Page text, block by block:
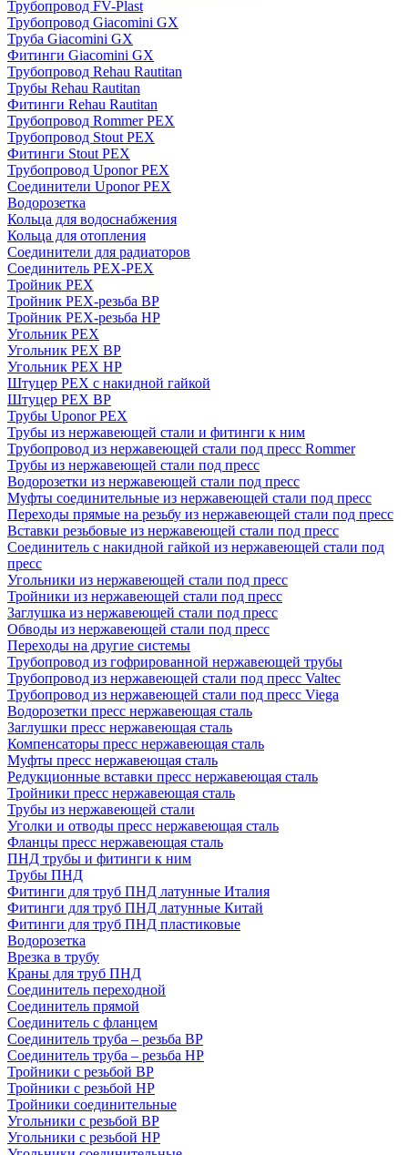
Трубопровод FV-Plast
Трубопровод Giacomini GX
Труба Giacomini GX
Фитинги Giacomini GX
Трубопровод Rehau Rautitan
Трубы Rehau Rautitan
Фитинги Rehau Rautitan
Трубопровод Rommer PEX
Трубопровод Stout PEX
Фитинги Stout PEX
Трубопровод Uponor PEX
Соединители Uponor PEX
Водорозетка
Кольца для водоснабжения
Кольца для отопления
Соединители для радиаторов
Соединитель PEX-PEX
Тройник PEX
Тройник PEX-резьба ВР
Тройник PEX-резьба НР
Угольник PEX
Угольник PEX ВР
Угольник PEX НР
Штуцер PEX c накидной гайкой
Штуцер PEX ВР
Трубы Uponor PEX
Трубы из нержавеющей стали и фитинги к ним
Трубопровод из нержавеющей стали под пресс Rommer
Трубы из нержавеющей стали под пресс
Водорозетки из нержавеющей стали под пресс
Муфты соединительные из нержавеющей стали под пресс
Переходы прямые на резьбу из нержавеющей стали под пресс
Вставки резьбовые из нержавеющей стали под пресс
Соединитель с накидной гайкой из нержавеющей стали под
пресс
Угольники из нержавеющей стали под пресс
Тройники из нержавеющей стали под пресс
Заглушка из нержавеющей стали под пресс
Обводы из нержавеющей стали под пресс
Переходы на другие системы
Трубопровод из гофрированной нержавеющей трубы
Трубопровод из нержавеющей стали под пресс Valtec
Трубопровод из нержавеющей стали под пресс Viega
Водорозетки пресс нержавеющая сталь
Заглушки пресс нержавеющая сталь
Компенсаторы пресс нержавеющая сталь
Муфты пресс нержавеющая сталь
Редукционные вставки пресс нержавеющая сталь
Тройники пресс нержавеющая сталь
Трубы из нержавеющей стали
Уголки и отводы пресс нержавеющая сталь
Фланцы пресс нержавеющая сталь
ПНД трубы и фитинги к ним
Трубы ПНД
Фитинги для труб ПНД латунные Италия
Фитинги для труб ПНД латунные Китай
Фитинги для труб ПНД пластиковые
Водорозетка
Врезка в трубу
Краны для труб ПНД
Соединитель переходной
Соединитель прямой
Соединитель с фланцем
Соединитель труба – резьба ВР
Соединитель труба – резьба НР
Тройники с резьбой ВР
Тройники с резьбой НР
Тройники соединительные
Угольники с резьбой ВР
Угольники с резьбой НР